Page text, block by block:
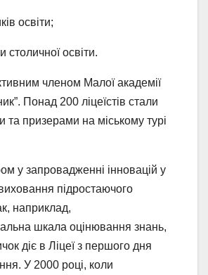
освіти;
столичної освіти.
членом Малої академії
Понад 200 ліцеїстів стали
призерами на міському турі
у запровадженні інновацій у
підростаючого
наприклад,
шкала оцінювання знань,
діє в Ліцеї з першого дня
У 2000 році, коли